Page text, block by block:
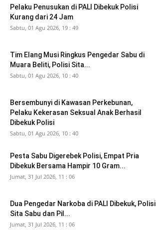
Pelaku Penusukan di PALI Dibekuk Polisi
Kurang dari 24 Jam
Sabtu, 01 Agu 2026, 19 : 49
Tim Elang Musi Ringkus Pengedar Sabu di
Muara Beliti, Polisi Sita...
Sabtu, 01 Agu 2026, 10 : 40
Bersembunyi di Kawasan Perkebunan,
Pelaku Kekerasan Seksual Anak Berhasil
Dibekuk Polisi
Sabtu, 01 Agu 2026, 10 : 40
Pesta Sabu Digerebek Polisi, Empat Pria
Dibekuk Bersama Hampir 10 Gram...
Jumat, 31 Jul 2026, 11 : 06
Dua Pengedar Narkoba di PALI Dibekuk, Polisi
Sita Sabu dan Pil...
Jumat, 31 Jul 2026, 11 : 06